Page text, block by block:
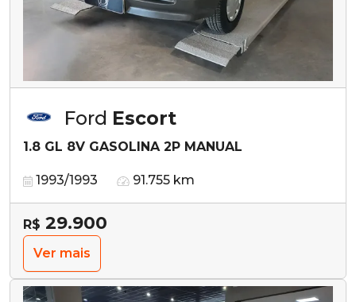
Ford Escort
1.8 GL 8V GASOLINA 2P MANUAL
1993/1993 91.755 km
R$ 29.900
Ver mais